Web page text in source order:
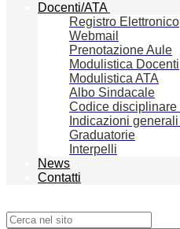
Docenti/ATA
Registro Elettronico
Webmail
Prenotazione Aule
Modulistica Docenti
Modulistica ATA
Albo Sindacale
Codice
Indicazioni
Graduatorie
Interpelli
News
Contatti